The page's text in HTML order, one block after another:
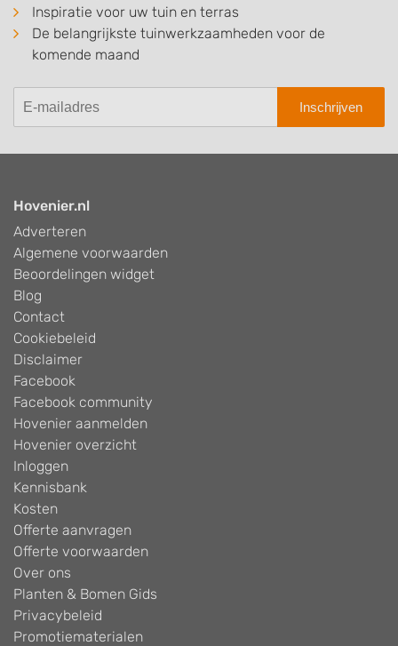
Inspiratie voor uw tuin en terras
De belangrijkste tuinwerkzaamheden voor de
komende maand
Inschrijven
Hovenier.nl
Adverteren
Algemene voorwaarden
Beoordelingen widget
Blog
Contact
Cookiebeleid
Disclaimer
Facebook
Facebook community
Hovenier aanmelden
Hovenier overzicht
Inloggen
Kennisbank
Kosten
Offerte aanvragen
Offerte voorwaarden
Over ons
Planten & Bomen Gids
Privacybeleid
Promotiematerialen